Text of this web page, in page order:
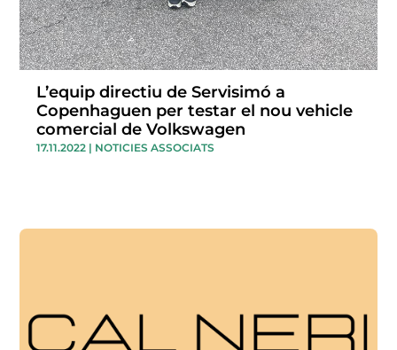
L’equip directiu de Servisimó a
Copenhaguen per testar el nou vehicle
comercial de Volkswagen
17.11.2022 | NOTICIES ASSOCIATS